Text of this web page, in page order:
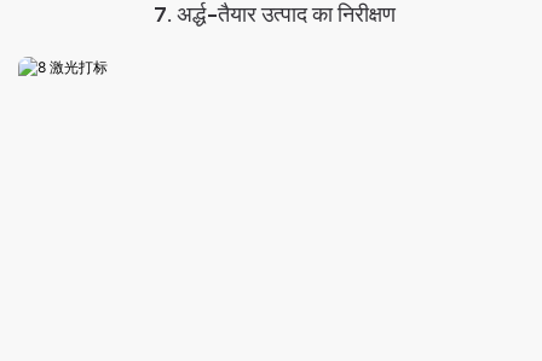
7. अर्द्ध-तैयार उत्पाद का निरीक्षण